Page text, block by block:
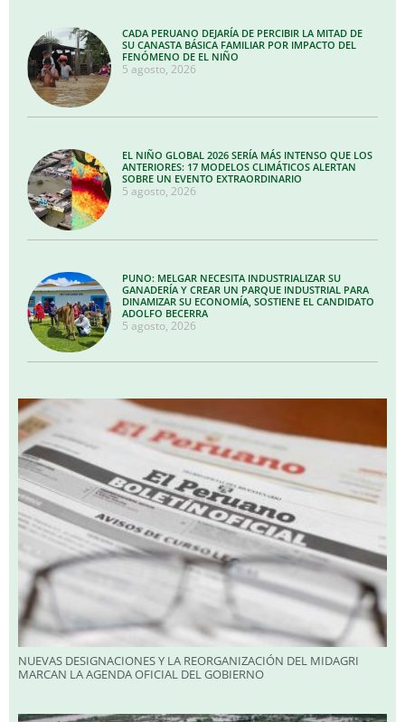
CADA PERUANO DEJARÍA DE PERCIBIR LA MITAD DE
SU CANASTA BÁSICA FAMILIAR POR IMPACTO DEL
FENÓMENO DE EL NIÑO
5 agosto, 2026
EL NIÑO GLOBAL 2026 SERÍA MÁS INTENSO QUE LOS
ANTERIORES: 17 MODELOS CLIMÁTICOS ALERTAN
SOBRE UN EVENTO EXTRAORDINARIO
5 agosto, 2026
PUNO: MELGAR NECESITA INDUSTRIALIZAR SU
GANADERÍA Y CREAR UN PARQUE INDUSTRIAL PARA
DINAMIZAR SU ECONOMÍA, SOSTIENE EL CANDIDATO
ADOLFO BECERRA
5 agosto, 2026
NUEVAS DESIGNACIONES Y LA REORGANIZACIÓN DEL MIDAGRI
MARCAN LA AGENDA OFICIAL DEL GOBIERNO